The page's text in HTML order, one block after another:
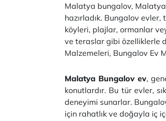
Malatya bungalov,
hazırladık. Bungalov
köyleri, plajlar, ormanlar
ve teraslar gibi özelliklerle
Malzemeleri, Bungalov Ev
Malatya Bungalov ev,
konutlardır. Bu tür evler,
deneyimi sunarlar.
için rahatlık ve doğayla iç